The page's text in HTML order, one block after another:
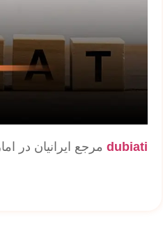
dubiati مرجع ایرانیان در